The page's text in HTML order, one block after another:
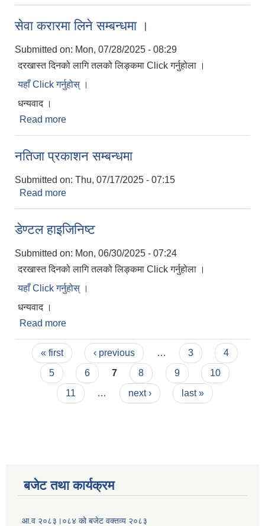
सेवा करारमा लिने सम्बन्धमा ।
Submitted on: Mon, 07/28/2025 - 08:29
दरखास्त दिनको लागि तलको लिङ्कमा Click गर्नुहोला ।
यहाँ Click गर्नुहोस् ।
धन्यवाद ।
Read more
नतिजा प्रकाशन सम्बन्धमा
Submitted on: Thu, 07/17/2025 - 07:15
Read more
डेण्टल हाइजिनिष्ट
Submitted on: Mon, 06/30/2025 - 07:24
दरखास्त दिनको लागि तलको लिङ्कमा Click गर्नुहोला ।
यहाँ Click गर्नुहोस् ।
धन्यवाद ।
Read more
Pages
« first ‹ previous … 3
4
5
6 7 8 9
10
11
… next › last »
बजेट तथा कार्यक्रम
आ.व २०८३।०८४ को बजेट वक्तव्य २०८३